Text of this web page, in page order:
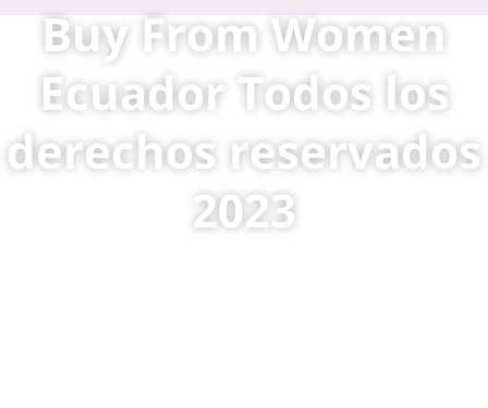
Buy From Women
Ecuador Todos los
derechos reservados
2023